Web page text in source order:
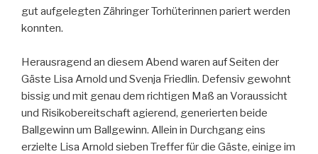
gut aufgelegten Zähringer Torhüterinnen pariert werden
konnten.
Herausragend an diesem Abend waren auf Seiten der
Gäste Lisa Arnold und Svenja Friedlin. Defensiv gewohnt
bissig und mit genau dem richtigen Maß an Voraussicht
und Risikobereitschaft agierend, generierten beide
Ballgewinn um Ballgewinn. Allein in Durchgang eins
erzielte Lisa Arnold sieben Treffer für die Gäste, einige im